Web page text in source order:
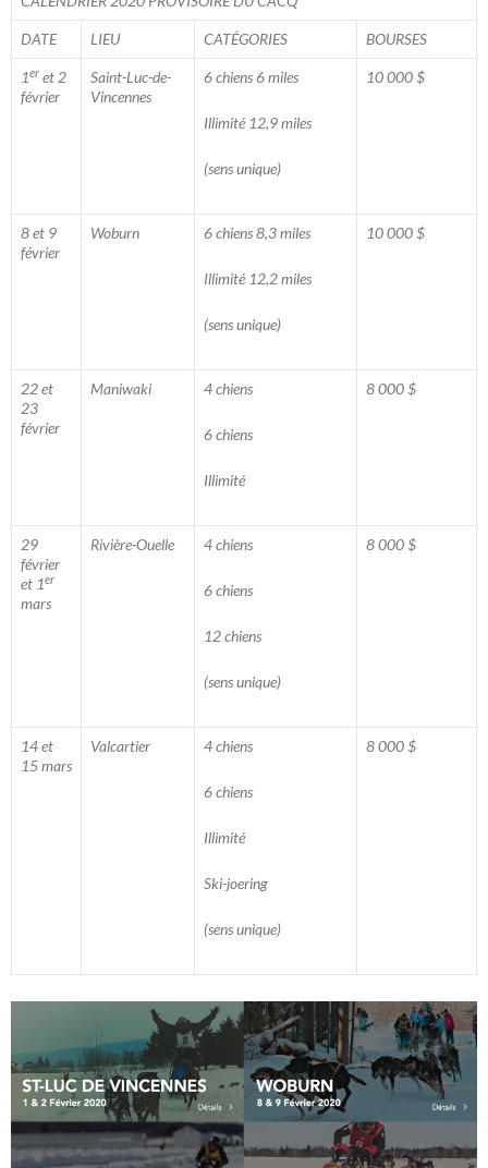
DATE LIEU CATÉGORIES BOURSES
1er et 2
février
Saint-Luc-de-
Vincennes
6 chiens 6 miles
Illimité 12,9 miles
(sens unique)
10 000 $
8 et 9
février
Woburn 6 chiens 8,3 miles
Illimité 12,2 miles
(sens unique)
10 000 $
22 et
23
février
Maniwaki 4 chiens
6 chiens
Illimité
8 000 $
29
février
et 1er
mars
Rivière-Ouelle 4 chiens
6 chiens
12 chiens
(sens unique)
8 000 $
14 et
15 mars
Valcartier 4 chiens
6 chiens
Illimité
Ski-joering
(sens unique)
8 000 $